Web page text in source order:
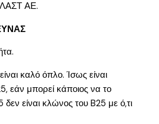
ΑΕ.
καλό όπλο. Ίσως είναι
εάν μπορεί κάποιος να το
είναι κλώνος του B25 με ό,τι